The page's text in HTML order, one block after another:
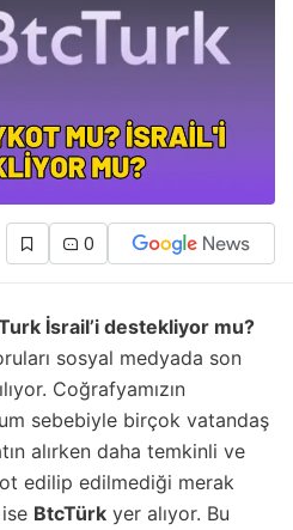
0
İsrail’i destekliyor mu?
sosyal medyada son
Coğrafyamızın
sebebiyle birçok vatandaş
alırken daha temkinli ve
edilip edilmediği merak
BtcTürk yer alıyor. Bu